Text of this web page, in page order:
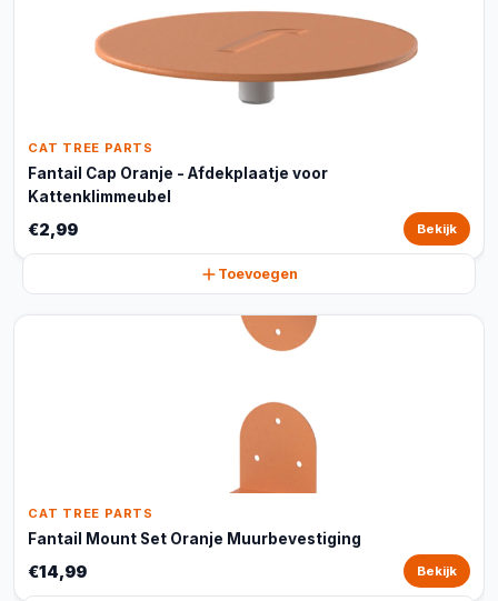
CAT TREE PARTS
Fantail Cap Oranje - Afdekplaatje voor
Kattenklimmeubel
€2,99 Bekijk
Toevoegen
CAT TREE PARTS
Fantail Mount Set Oranje Muurbevestiging
€14,99 Bekijk